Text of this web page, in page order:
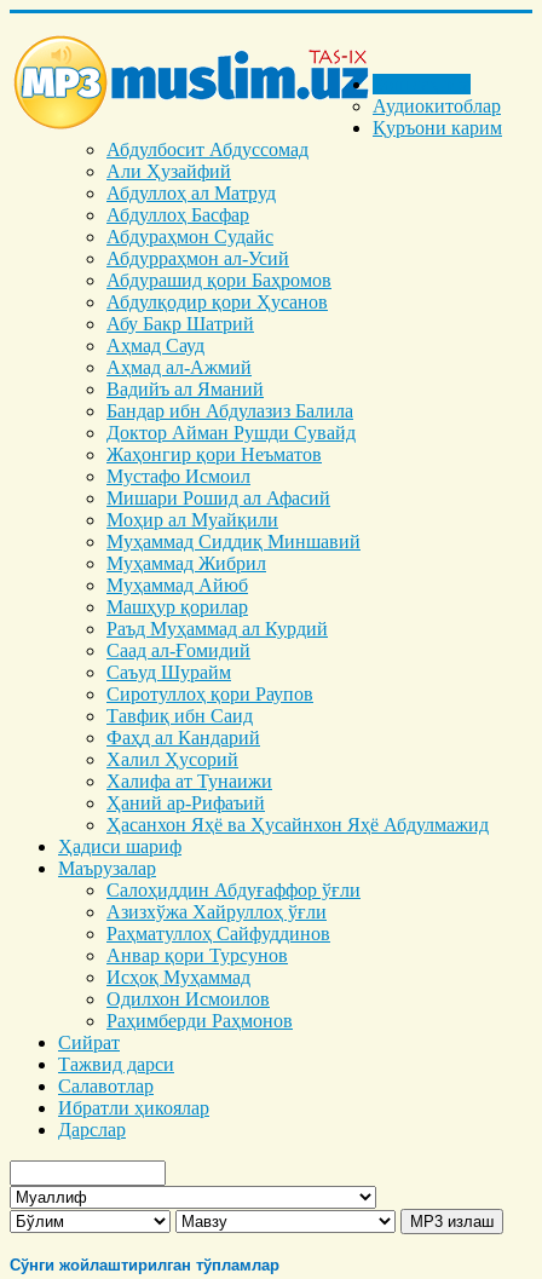
Аудиокитоблар
Қуръони карим
Абдулбосит Абдуссомад
Али Ҳузайфий
Абдуллоҳ ал Матруд
Абдуллоҳ Басфар
Абдураҳмон Судайс
Абдурраҳмон ал-Усий
Абдурашид қори Баҳромов
Абдулқодир қори Ҳусанов
Абу Бакр Шатрий
Аҳмад Сауд
Аҳмад ал-Ажмий
Вадийъ ал Яманий
Бандар ибн Абдулазиз Балила
Доктор Айман Рушди Сувайд
Жаҳонгир қори Неъматов
Мустафо Исмоил
Мишари Рошид ал Афасий
Моҳир ал Муайқили
Муҳаммад Cиддиқ Миншавий
Муҳаммад Жибрил
Муҳаммад Айюб
Машҳур қорилар
Раъд Муҳаммад ал Курдий
Саад ал-Ғомидий
Саъуд Шурайм
Сиротуллоҳ қори Раупов
Тавфиқ ибн Саид
Фаҳд ал Кандарий
Халил Ҳусорий
Халифа ат Тунаижи
Ҳаний ар-Рифаъий
Ҳасанхон Яҳё ва Ҳусайнхон Яҳё Абдулмажид
Ҳадиси шариф
Маърузалар
Салоҳиддин Абдуғаффор ўғли
Азизхўжа Хайруллоҳ ўғли
Раҳматуллоҳ Сайфуддинов
Анвар қори Турсунов
Исҳоқ Муҳаммад
Одилхон Исмоилов
Раҳимберди Раҳмонов
Сийрат
Тажвид дарси
Салавотлар
Ибратли ҳикоялар
Дарслар
Сўнги жойлаштирилган тўпламлар